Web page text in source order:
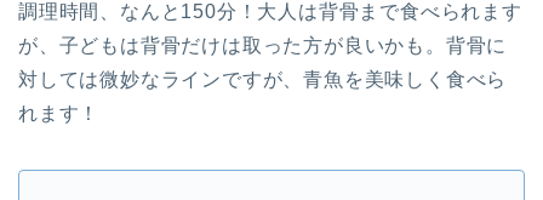
調理時間、なんと150分！大人は背骨まで食べられます
が、子どもは背骨だけは取った方が良いかも。背骨に
対しては微妙なラインですが、青魚を美味しく食べら
れます！